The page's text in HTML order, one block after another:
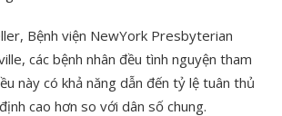
Bệnh viện NewYork Presbyterian
các bệnh nhân đều tình nguyện tham
này có khả năng dẫn đến tỷ lệ tuân thủ
cao hơn so với dân số chung.